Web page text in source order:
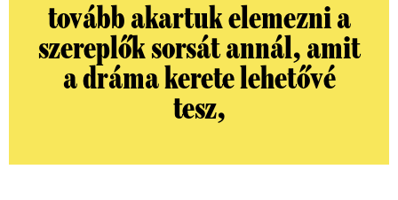
tovább akartuk elemezni a
szereplők sorsát annál, amit
a dráma kerete lehetővé
tesz,